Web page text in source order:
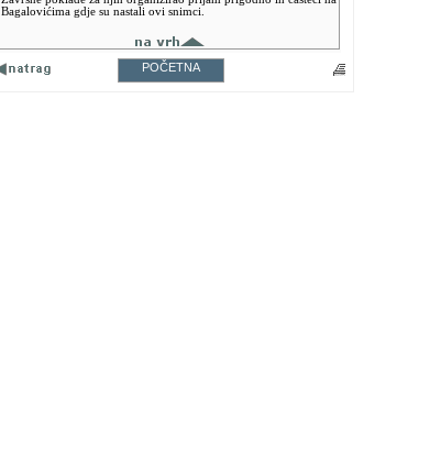
Bagalovićima gdje su nastali ovi snimci.
POČETNA